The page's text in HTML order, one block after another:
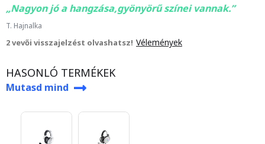
Nagyon jó a hangzása,gyönyörű színei vannak.
T. Hajnalka
2 vevői visszajelzést olvashatsz! Vélemények
HASONLÓ TERMÉKEK
Mutasd mind